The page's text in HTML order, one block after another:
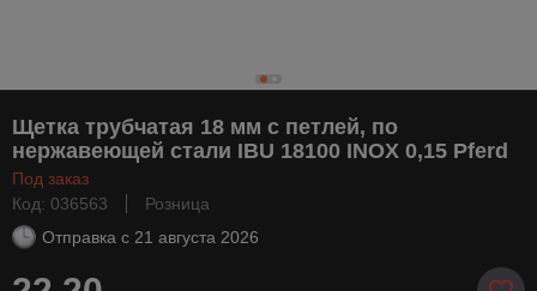
Щетка трубчатая 18 мм с петлей, по
нержавеющей стали IBU 18100 INOX 0,15 Pferd
Под заказ
Код: 036563
Розница
Отправка с 21 августа 2026